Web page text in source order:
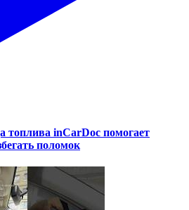
топлива inCarDoc помогает
поломок